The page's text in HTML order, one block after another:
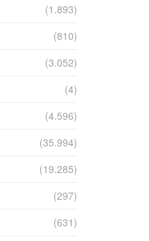
(1.893)
(810)
(3.052)
(4)
(4.596)
(35.994)
(19.285)
(297)
(631)